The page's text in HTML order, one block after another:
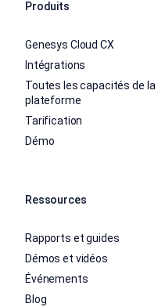
Produits
Genesys Cloud CX
Intégrations
Toutes les capacités de la
plateforme
Tarification
Démo
Ressources
Rapports et guides
Démos et vidéos
Événements
Blog